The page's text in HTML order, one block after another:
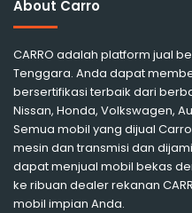
About Carro
CARRO adalah platform jual
Tenggara. Anda dapat
bersertifikasi terbaik dari
Nissan, Honda, Volkswagen,
Semua mobil yang dijual
mesin dan transmisi dan
dapat menjual mobil bekas
ke ribuan dealer rekanan
mobil impian Anda.